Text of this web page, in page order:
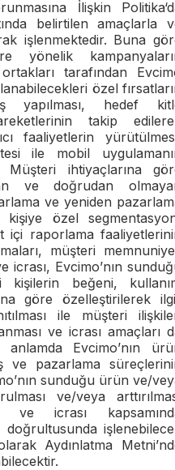
İlişkin
belirtilen amaçlarla
işlenmektedir. Buna
yönelik
tarafından
özel
yapılması, hedef
takip
faaliyetlerin
ile mobil
Müşteri ihtiyaçlarına
ve doğrudan
ve yeniden
kişiye özel
içi raporlama
müşteri
icrası, Evcimo’nın
beğeni,
göre özelleştirilerek
ile müşteri
ve icrası amaçları
Evcimo’nın
ve pazarlama
sunduğu ürün ve/
ve/veya
ve icrası
doğrultusunda
Aydınlatma